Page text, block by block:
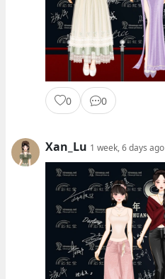
0 0
Xan_Lu 1 week, 6 days ago